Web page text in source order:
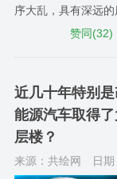
序大乱，具有深远
赞同(32)
近几十年特别
能源汽车取得
层楼？
来源：共绘网 日